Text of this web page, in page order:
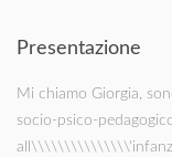
Presentazione
Mi chiamo Giorgia,
socio-psico-
all\\\\\\\\\\\\\\\'infanzia